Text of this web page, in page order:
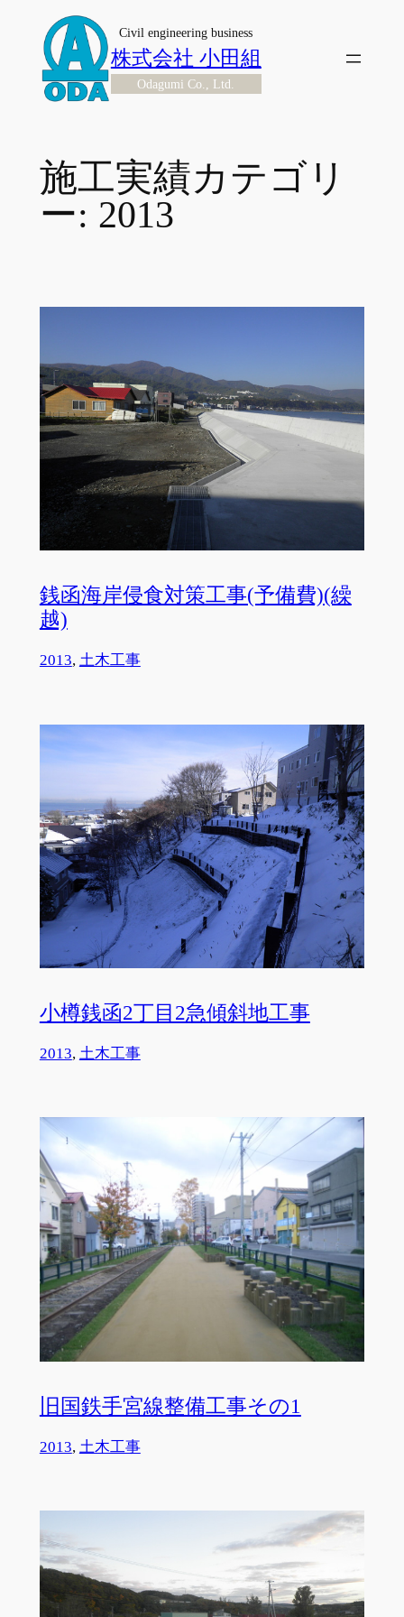
Civil engineering business
株式会社 小田組
Odagumi Co., Ltd.
施工実績カテゴリ
ー: 2013
銭函海岸侵食対策工事(予備費)(繰
越)
2013, 土木工事
小樽銭函2丁目2急傾斜地工事
2013, 土木工事
旧国鉄手宮線整備工事その1
2013, 土木工事